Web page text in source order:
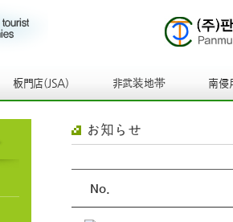
板門店(JSA) 非武装地帯 南侵
お知らせ
No.